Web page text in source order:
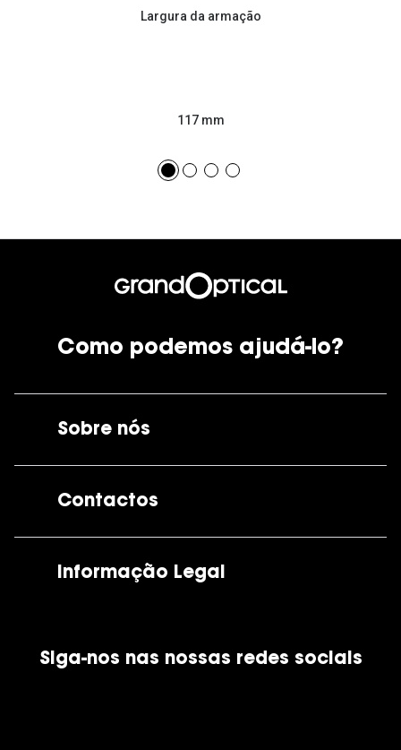
Largura da armação
117 mm
Como podemos ajudá-lo?
Sobre nós
Contactos
Informação Legal
Política de Cookies
Siga-nos nas nossas redes sociais